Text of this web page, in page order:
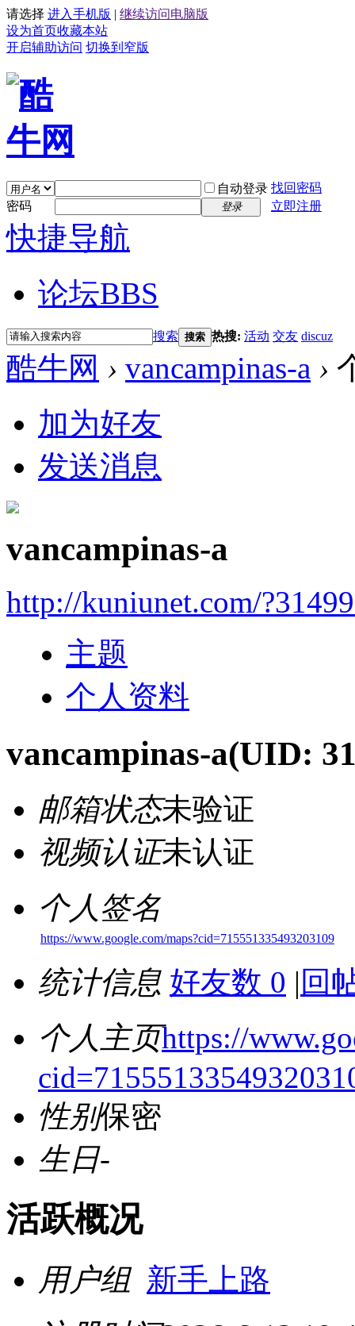
请选择 进入手机版 | 继续访问电脑版
设为首页收藏本站
开启辅助访问 切换到窄版
自动登录 找回密码
密码
登录 立即注册
快捷导航
论坛BBS
搜索 搜索 热搜: 活动 交友 discuz
酷牛网 › vancampinas-a ›
加为好友
发送消息
vancampinas-a
http://kuniunet.com/
主题
个人资料
vancampinas-a(UID:
邮箱状态未验证
视频认证未认证
个人签名
https://www.google.com/maps?cid=715551335493203109
统计信息 好友数 0 | 回
个人主页https://
性别保密
生日-
活跃概况
用户组 新手上路